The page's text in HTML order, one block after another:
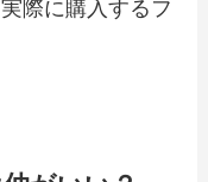
際に購入するフ